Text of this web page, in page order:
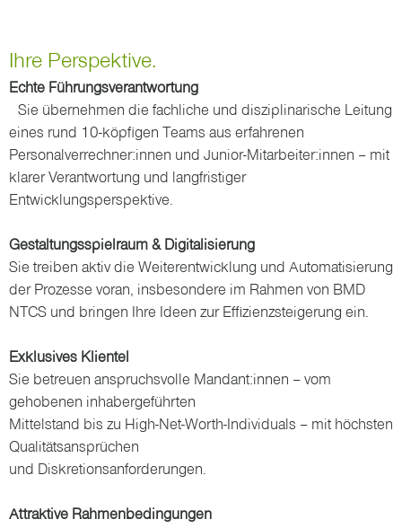
Ihre Perspektive.
Echte Führungsverantwortung
Sie übernehmen die fachliche und disziplinarische Leitung
eines rund 10-köpfigen Teams aus erfahrenen
Personalverrechner:innen und Junior-Mitarbeiter:innen – mit
klarer Verantwortung und langfristiger
Entwicklungsperspektive.
Gestaltungsspielraum & Digitalisierung
Sie treiben aktiv die Weiterentwicklung und Automatisierung
der Prozesse voran, insbesondere im Rahmen von BMD
NTCS und bringen Ihre Ideen zur Effizienzsteigerung ein.
Exklusives Klientel
Sie betreuen anspruchsvolle Mandant:innen – vom
gehobenen inhabergeführten
Mittelstand bis zu High-Net-Worth-Individuals – mit höchsten
Qualitätsansprüchen
und Diskretionsanforderungen.
Attraktive Rahmenbedingungen